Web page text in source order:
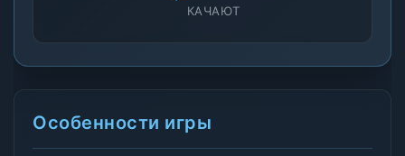
КАЧАЮТ
Особенности игры